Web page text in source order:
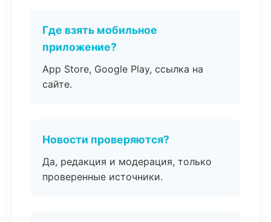
Где взять мобильное
приложение?
App Store, Google Play, ссылка на
сайте.
Новости проверяются?
Да, редакция и модерация, только
проверенные источники.